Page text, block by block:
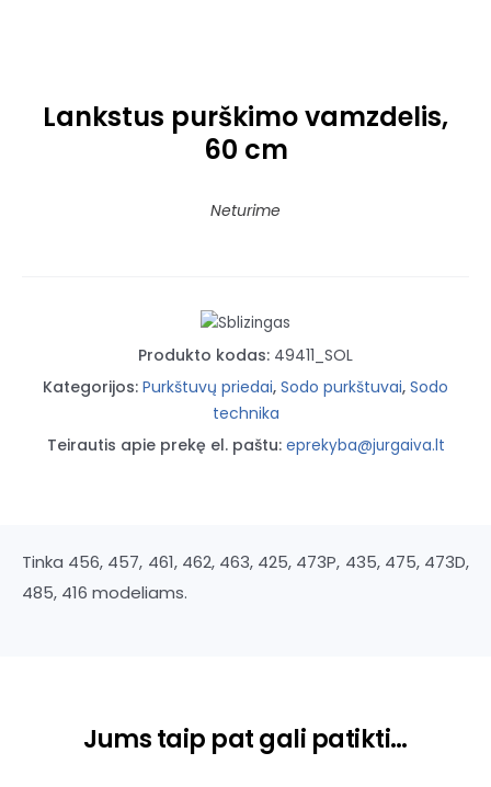
Lankstus purškimo vamzdelis,
60 cm
Neturime
Produkto kodas: 49411_SOL
Kategorijos: Purkštuvų priedai, Sodo purkštuvai, Sodo
technika
Teirautis apie prekę el. paštu: eprekyba@jurgaiva.lt
Tinka 456, 457, 461, 462, 463, 425, 473P, 435, 475, 473D,
485, 416 modeliams.
Jums taip pat gali patikti…